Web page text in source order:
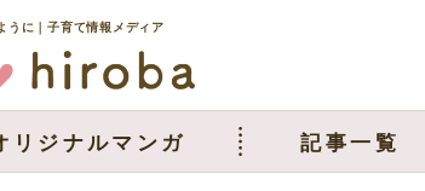
うに｜子育て情報メディア
リジナルマンガ 記事一覧